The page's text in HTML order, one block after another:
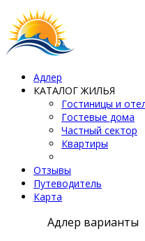
Адлер
КАТАЛОГ ЖИЛЬЯ
Гостиницы и
Гостевые дома
Частный сектор
Квартиры
Отзывы
Путеводитель
Карта
Адлер варианты